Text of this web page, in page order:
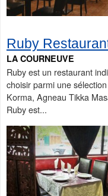
Ruby
LA COURNEUVE
Ruby est un restaurant
choisir parmi une
Korma, Agneau Tikka
Ruby est...